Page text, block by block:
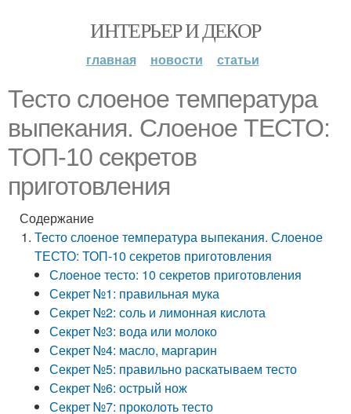
ИНТЕРЬЕР И ДЕКОР
главная новости статьи
Тесто слоеное температура
выпекания. Слоеное ТЕСТО:
ТОП-10 секретов
приготовления
Содержание
Тесто слоеное температура выпекания. Слоеное
ТЕСТО: ТОП-10 секретов приготовления
Слоеное тесто: 10 секретов приготовления
Секрет №1: правильная мука
Секрет №2: соль и лимонная кислота
Секрет №3: вода или молоко
Секрет №4: масло, маргарин
Секрет №5: правильно раскатываем тесто
Секрет №6: острый нож
Секрет №7: проколоть тесто